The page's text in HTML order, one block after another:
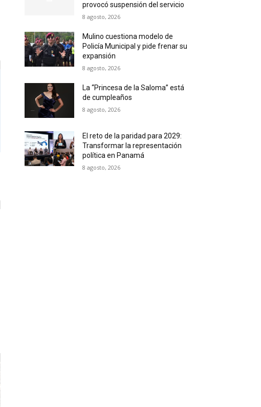
provocó suspensión del servicio
8 agosto, 2026
Mulino cuestiona modelo de
Policía Municipal y pide frenar su
expansión
8 agosto, 2026
La “Princesa de la Saloma” está
de cumpleaños
8 agosto, 2026
El reto de la paridad para 2029:
Transformar la representación
política en Panamá
8 agosto, 2026